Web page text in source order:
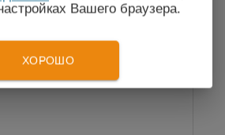
Вашего браузера.
ХОРОШО